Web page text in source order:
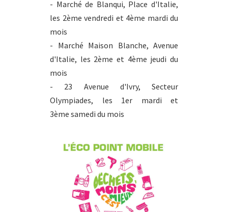
- Marché de Blanqui, Place d'Italie,
les 2ème vendredi et 4ème mardi du
mois
- Marché Maison Blanche, Avenue
d'Italie, les 2ème et 4ème jeudi du
mois
- 23 Avenue d'Ivry, Secteur
Olympiades, les 1er mardi et
3ème samedi du mois